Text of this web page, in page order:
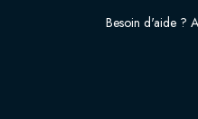
Besoin d'aide ?